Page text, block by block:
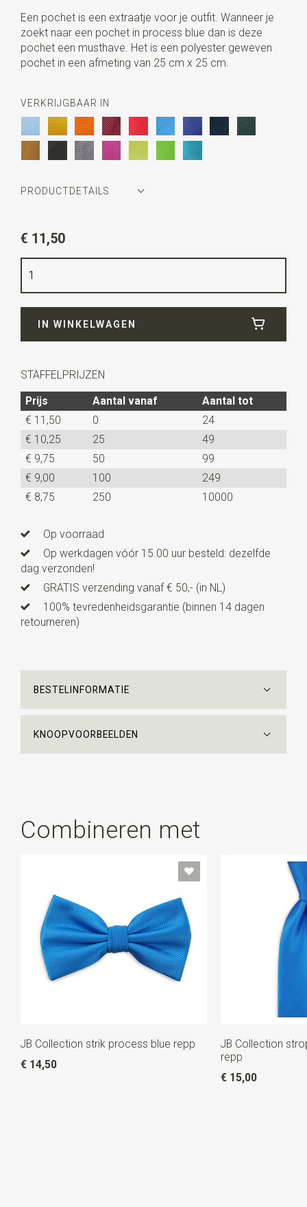
Een pochet is een extraatje voor je outfit. Wanneer je
zoekt naar een pochet in process blue dan is deze
pochet een musthave. Het is een polyester geweven
pochet in een afmeting van 25 cm x 25 cm.
VERKRIJGBAAR IN
PRODUCTDETAILS
process blue
Kwaliteit
Lengte25 cm
€ 11,50
IN WINKELWAGEN
STAFFELPRIJZEN
Prijs
Aantal vanaf
Aantal tot
€ 11,50
0
24
€ 10,25
25
49
€ 9,75
50
99
€ 9,00
100
249
€ 8,75
250 10000
Op voorraad
Op werkdagen vóór 15.00 uur besteld: dezelfde
dag verzonden!
GRATIS verzending vanaf € 50,- (in NL)
100% tevredenheidsgarantie (binnen 14 dagen
retourneren)
BESTELINFORMATIE
KNOOPVOORBEELDEN
Combineren met
JB Collection strik process blue repp
€ 14,50
JB Collection
repp
€ 15,00